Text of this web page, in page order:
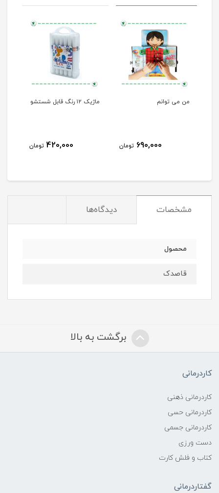
من می توانم
690,000 تومان
ماژیک ۱۲ رنگ قابل شستشو
420,000 تومان
مشخصات دیدگاه‌ها
محصول
قاصدک
برگشت به بالا
کاردرمانی
کاردرمانی ذهنی
کاردرمانی حسی
کاردرمانی جسمی
دست ورزی
کتاب و فلش کارت
گفتاردرمانی